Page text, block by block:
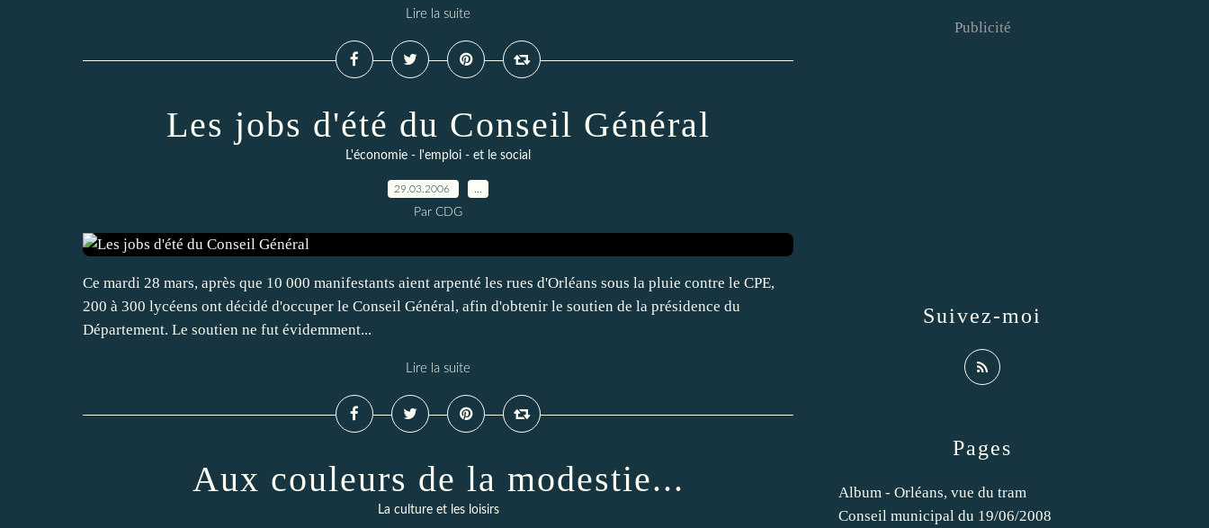
Lire la suite
Les jobs d'été du Conseil Général
L'économie - l'emploi - et le social
29.03.2006
Par CDG
Ce mardi 28 mars, après que 10 000 manifestants aient arpenté les rues d'Orléans sous la pluie contre le CPE,
200 à 300 lycéens ont décidé d'occuper le Conseil Général, afin d'obtenir le soutien de la présidence du
Département. Le soutien ne fut évidemment...
Lire la suite
Aux couleurs de la modestie...
La culture et les loisirs
Pages
Album - Orléans, vue du tram
Conseil municipal du 19/06/2008
Suivez-moi
Publicité